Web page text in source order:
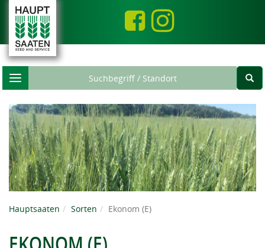
Toggle
navigation
Hauptsaaten Sorten Ekonom (E)